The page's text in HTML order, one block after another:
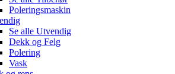
Poleringsmaskin
Se alle Utvendig
Dekk og Felg
Polering
Vask